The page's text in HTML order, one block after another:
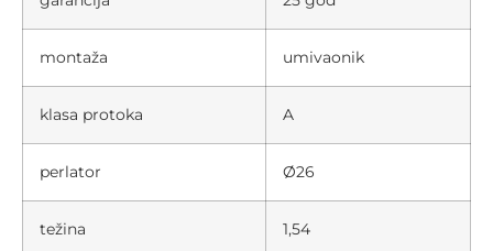
montaža umivaonik
klasa protoka A
perlator Ø26
težina 1,54